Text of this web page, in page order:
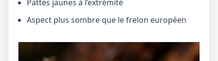
Pattes jaunes à l’extrémité
Aspect plus sombre que le frelon européen